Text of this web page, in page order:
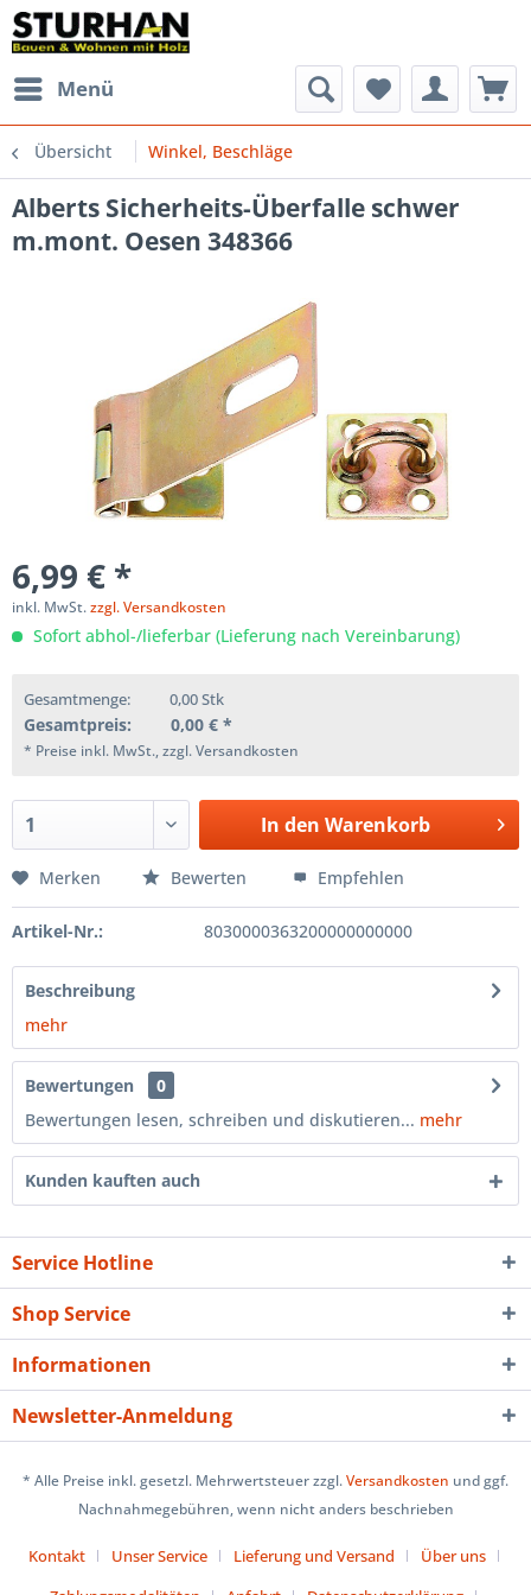
Menü
Übersicht Winkel, Beschläge
Alberts Sicherheits-Überfalle schwer
m.mont. Oesen 348366
6,99 € *
inkl. MwSt.zzgl. Versandkosten
Sofort abhol-/lieferbar (Lieferung nach Vereinbarung)
Gesamtmenge: 0,00Stk
Gesamtpreis: 0,00 € *
* Preise inkl. MwSt., zzgl. Versandkosten
In den Warenkorb
Merken Bewerten Empfehlen
Artikel-Nr.: 8030000363200000000000
Beschreibung
mehr
Bewertungen
0
Bewertungen lesen, schreiben und diskutieren... mehr
Kunden kauften auch
Service Hotline
Shop Service
Informationen
Newsletter-Anmeldung
* Alle Preise inkl. gesetzl. Mehrwertsteuer zzgl.Versandkosten und ggf.
Nachnahmegebühren, wenn nicht anders beschrieben
Kontakt Unser Service Lieferung und Versand
Über uns